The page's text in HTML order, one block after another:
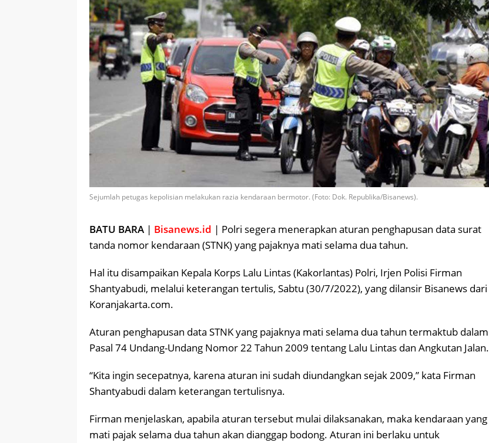
Sejumlah petugas kepolisian melakukan razia kendaraan bermotor. (Foto: Dok. Republika/Bisanews).
BATU BARA | Bisanews.id | Polri segera menerapkan aturan penghapusan data surat
tanda nomor kendaraan (STNK) yang pajaknya mati selama dua tahun.
Hal itu disampaikan Kepala Korps Lalu Lintas (Kakorlantas) Polri, Irjen Polisi Firman
Shantyabudi, melalui keterangan tertulis, Sabtu (30/7/2022), yang dilansir Bisanews dari
Koranjakarta.com.
Aturan penghapusan data STNK yang pajaknya mati selama dua tahun termaktub dalam
Pasal 74 Undang-Undang Nomor 22 Tahun 2009 tentang Lalu Lintas dan Angkutan Jalan.
“Kita ingin secepatnya, karena aturan ini sudah diundangkan sejak 2009,” kata Firman
Shantyabudi dalam keterangan tertulisnya.
Firman menjelaskan, apabila aturan tersebut mulai dilaksanakan, maka kendaraan yang
mati pajak selama dua tahun akan dianggap bodong. Aturan ini berlaku untuk